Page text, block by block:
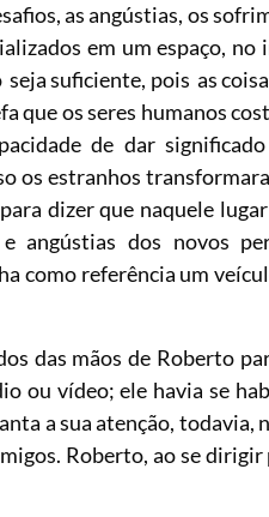
as angústias, os
em um espaço,
suficiente, pois as
que os seres humanos
de dar
os estranhos
dizer que naquele
angústias dos novos
como referência um
das mãos de Roberto
ou vídeo; ele havia se
a sua atenção,
Roberto, ao se